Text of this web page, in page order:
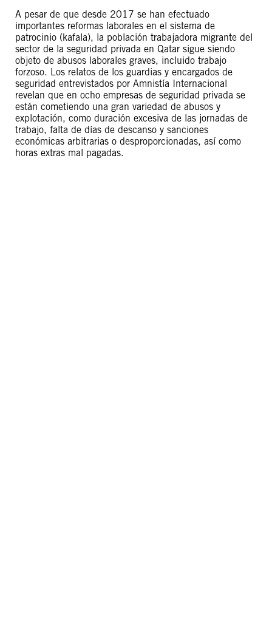
A pesar de que desde 2017 se han efectuado
importantes reformas laborales en el sistema de
patrocinio (kafala), la población trabajadora migrante del
sector de la seguridad privada en Qatar sigue siendo
objeto de abusos laborales graves, incluido trabajo
forzoso. Los relatos de los guardias y encargados de
seguridad entrevistados por Amnistía Internacional
revelan que en ocho empresas de seguridad privada se
están cometiendo una gran variedad de abusos y
explotación, como duración excesiva de las jornadas de
trabajo, falta de días de descanso y sanciones
económicas arbitrarias o desproporcionadas, así como
horas extras mal pagadas.